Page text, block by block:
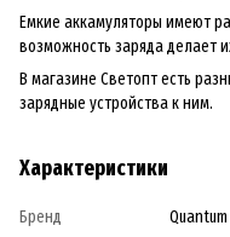
Емкие аккамуляторы имеют
возможность заряда делает
В магазине Светопт есть
зарядные устройства к ним.
Характеристики
Бренд
Quantum